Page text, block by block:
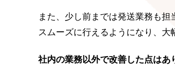
また、少し前までは発送業務も
スムーズに行えるようになり、大
社内の業務以外で改善した点はあ